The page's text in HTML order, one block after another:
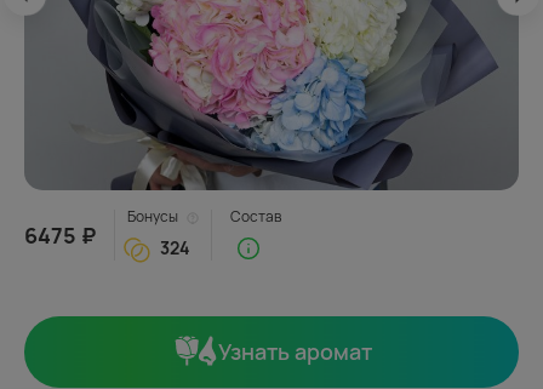
6475 ₽
Бонусы
324
Состав
Узнать аромат